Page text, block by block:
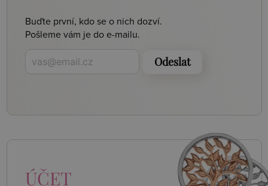
Buďte první, kdo se o nich dozví.
Pošleme vám je do e-mailu.
Odeslat
ÚČET